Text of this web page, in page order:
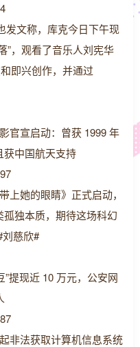
发文称，库克今日下午现
”，观看了音乐人刘宪华
即兴创作，并通过
官宣启动：曾获 1999 年
获中国航天支持
上她的眼睛》正式启动，
独本质，期待这场科幻
慈欣#
提现近 10 万元，公安网
非法获取计算机信息系统